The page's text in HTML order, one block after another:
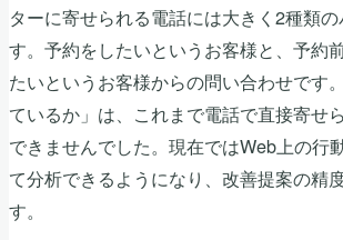
ターに寄せられる電話には大きく2種類
す。予約をしたいというお客様と、予約
たいというお客様からの問い合わせです
ているか」は、これまで電話で直接寄せ
できませんでした。現在ではWeb上の行
て分析できるようになり、改善提案の精
す。